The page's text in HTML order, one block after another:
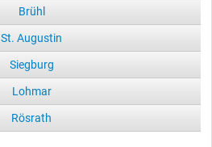
Brühl
St. Augustin
Siegburg
Lohmar
Rösrath